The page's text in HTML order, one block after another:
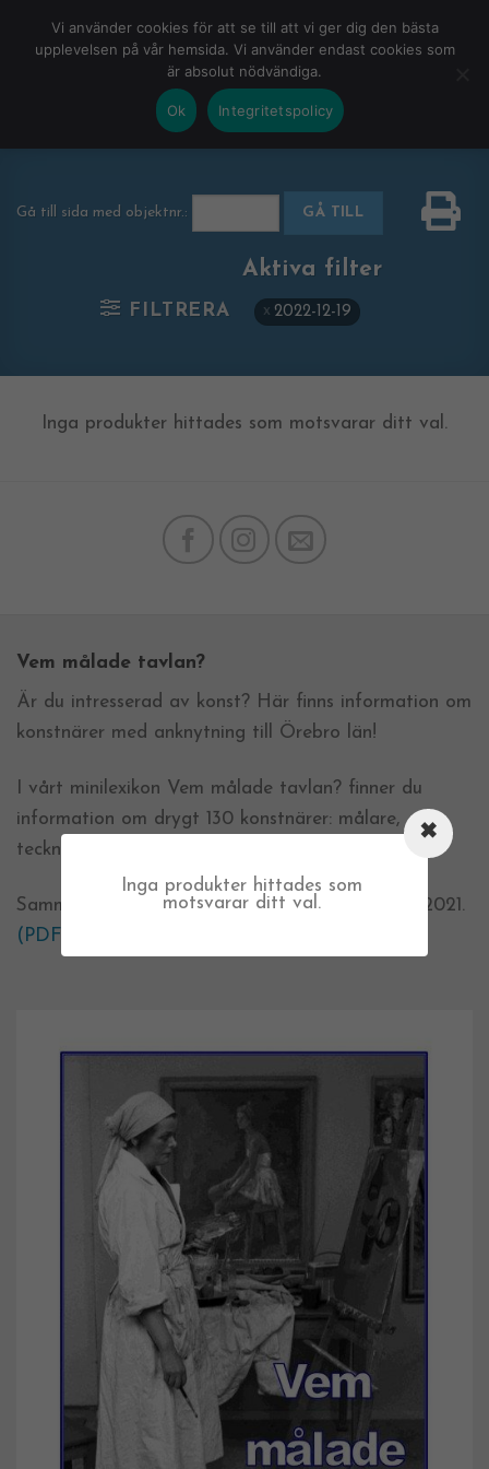
KOMMANDE LOGGA IN
Gå till sida med objektnr.: GÅ TILL
FILTRERA
Aktiva filter
2022-12-19
Inga produkter hittades som motsvarar ditt val.
Vem målade tavlan?
Är du intresserad av konst? Här finns information om
konstnärer med anknytning till Örebro län!
I vårt minilexikon Vem målade tavlan? finner du
information om drygt 130 konstnärer: målare,
tecknare, grafiker, skulptörer m.fl.
Sammanställningen är uppdaterad i November 2021.
(PDF-fil, ca 1.6MB)
Inga produkter hittades som
motsvarar ditt val.
Vi använder cookies för att se till att vi ger dig den bästa
upplevelsen på vår hemsida. Vi använder endast cookies som
är absolut nödvändiga.
Ok Integritetspolicy